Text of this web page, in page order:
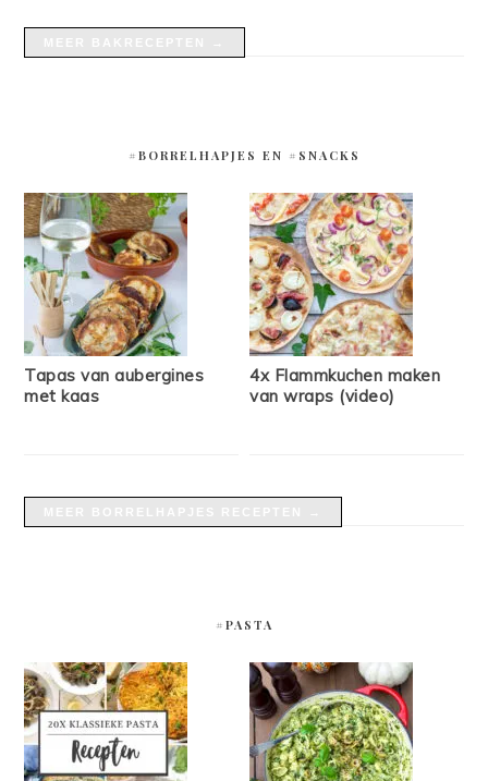
#BORRELHAPJES EN #SNACKS
Tapas van aubergines
met kaas
4x Flammkuchen maken
van wraps (video)
#PASTA